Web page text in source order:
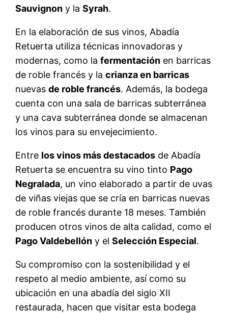
Sauvignon y laSyrah.
En la elaboración de sus vinos, Abadía
Retuerta utiliza técnicas innovadoras y
modernas, como lafermentación en barricas
de roble francés y lacrianza en barricas
nuevasde roble francés. Además, la bodega
cuenta con una sala de barricas subterránea
y una cava subterránea donde se almacenan
los vinos para su envejecimiento.
Entre los vinos más destacados de Abadía
Retuerta se encuentra su vino tinto Pago
Negralada, un vino elaborado a partir de uvas
de viñas viejas que se cría en barricas nuevas
de roble francés durante 18 meses. También
producen otros vinos de alta calidad, como el
Pago Valdebellón y elSelección Especial.
Su compromiso con la sostenibilidad y el
respeto al medio ambiente, así como su
ubicación en una abadía del siglo XII
restaurada, hacen que visitar esta bodega